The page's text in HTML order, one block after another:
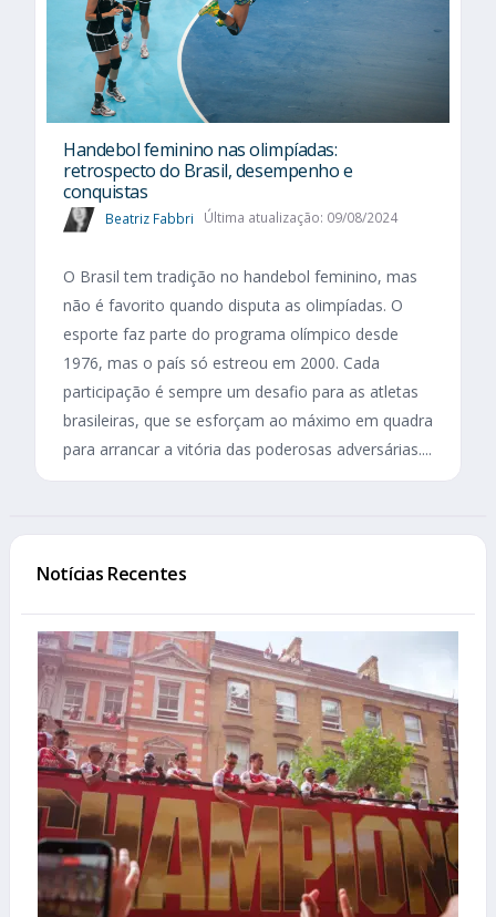
Handebol feminino nas olimpíadas:
retrospecto do Brasil, desempenho e
conquistas
Beatriz Fabbri Última atualização: 09/08/2024
O Brasil tem tradição no handebol feminino, mas
não é favorito quando disputa as olimpíadas. O
esporte faz parte do programa olímpico desde
1976, mas o país só estreou em 2000. Cada
participação é sempre um desafio para as atletas
brasileiras, que se esforçam ao máximo em quadra
para arrancar a vitória das poderosas adversárias....
Notícias Recentes